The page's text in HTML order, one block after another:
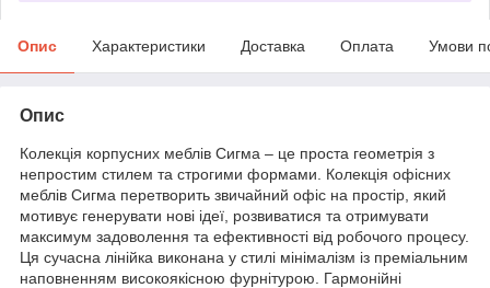
Опис Характеристики Доставка Оплата Умови
Опис
Колекція корпусних меблів Сигма – це проста геометрія з
непростим стилем та строгими формами. Колекція офісних
меблів Сигма перетворить звичайний офіс на простір, який
мотивує генерувати нові ідеї, розвиватися та отримувати
максимум задоволення та ефективності від робочого процесу.
Ця сучасна лінійка виконана у стилі мінімалізм із преміальним
наповненням високоякісною фурнітурою. Гармонійні